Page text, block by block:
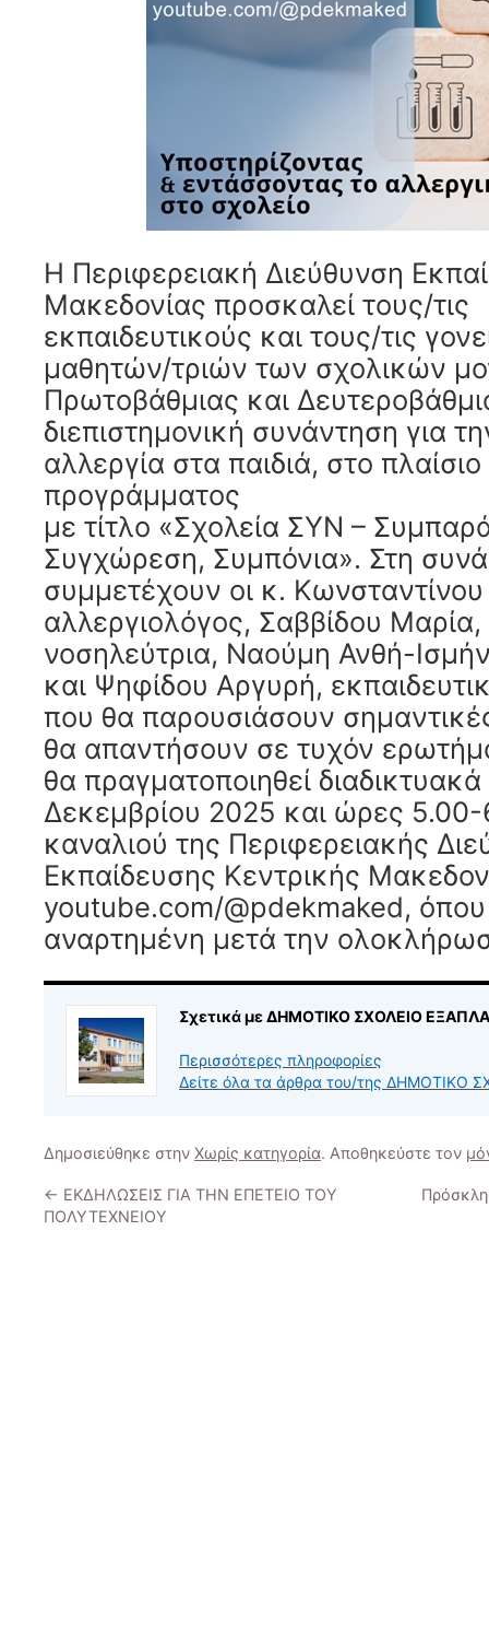
Η Περιφερειακή Διεύθυνση
Μακεδονίας προσκαλεί τους/τις
εκπαιδευτικούς και τους/τις
μαθητών/τριών των σχολικών
Πρωτοβάθμιας και
διεπιστημονική συνάντηση για
αλλεργία στα παιδιά, στο
προγράμματος
με τίτλο «Σχολεία ΣΥΝ –
Συγχώρεση, Συμπόνια». Στη
συμμετέχουν οι κ.
αλλεργιολόγος, Σαββίδου Μαρία,
νοσηλεύτρια, Ναούμη Ανθή-
και Ψηφίδου Αργυρή,
που θα παρουσιάσουν
θα απαντήσουν σε τυχόν
θα πραγματοποιηθεί
Δεκεμβρίου 2025 και ώρες
καναλιού της Περιφερειακής
Εκπαίδευσης Κεντρικής
youtube.com/@pdekmaked, όπου
αναρτημένη μετά την
Σχετικά με ΔΗΜΟΤΙΚΟ ΣΧΟΛΕΙΟ
Περισσότερες πληροφορίες
Δείτε όλα τα άρθρα του/της ΔΗΜΟΤΙΚΟ
Δημοσιεύθηκε στην Χωρίς κατηγορία. Αποθηκεύστε τον
← ΕΚΔΗΛΩΣΕΙΣ ΓΙΑ ΤΗΝ ΕΠΕΤΕΙΟ ΤΟΥ
ΠΟΛΥΤΕΧΝΕΙΟΥ